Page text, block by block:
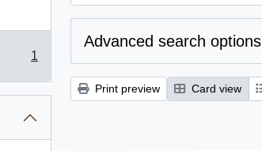
1
Advanced search options
Print preview Card view